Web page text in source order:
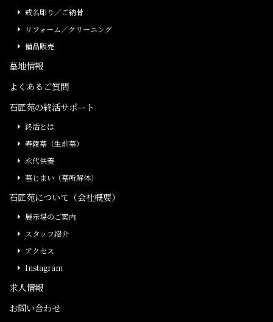
戒名彫り／ご納骨
リフォーム／クリーニング
備品販売
墓地情報
よくあるご質問
石匠苑の終活サポート
終活とは
寿陵墓（生前墓）
永代供養
墓じまい（墓所解体）
石匠苑について（会社概要）
展示場のご案内
スタッフ紹介
アクセス
Instagram
求人情報
お問い合わせ